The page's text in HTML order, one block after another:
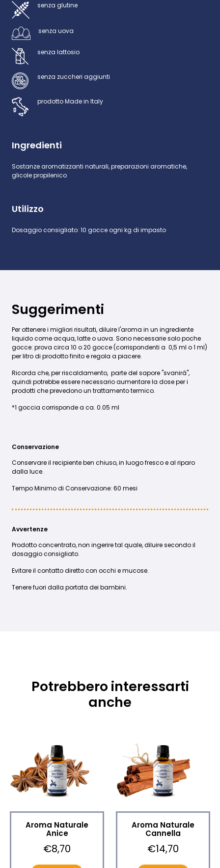
senza glutine
senza uova
senza lattosio
senza zuccheri aggiunti
prodotto Made in Italy
Ingredienti
Sostanze aromatizzanti naturali, preparazioni aromatiche,
glicole propilenico
Utilizzo
Dosaggio consigliato: 10 gocce ogni kg di impasto
Suggerimenti
Per ottenere i migliori risultati, diluire l'aroma in un ingrediente
liquido come acqua, latte o uova. Sono necessarie solo poche
gocce: prova circa 10 o 20 gocce (corrispondenti a 0,5 ml o 1 ml)
per litro di prodotto finito e regola a piacere.
Ricorda che, per riscaldamento, parte del sapore "svanirà",
quindi potrebbe essere necessario aumentare la dose per i
prodotti che prevedono un trattamento termico.
*1 goccia corrisponde a ca. 0.05 ml
Conservazione
Conservare il recipiente ben chiuso, in luogo fresco e al riparo
dalla luce.
Tempo Minimo di Conservazione: 60 mesi
Avvertenze
Prodotto concentrato, non ingerire tal quale, diluire secondo il
dosaggio consigliato.
Evitare il contatto diretto con occhi e mucose.
Tenere fuori dalla portata dei bambini.
Potrebbero interessarti
anche
Aroma Naturale
Anice
€8,70
Aroma Naturale
Cannella
€14,70